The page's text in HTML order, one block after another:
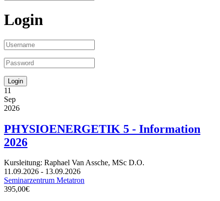
Login
11
Sep
2026
PHYSIOENERGETIK 5 - Information
2026
Kursleitung: Raphael Van Assche, MSc D.O.
11.09.2026 - 13.09.2026
Seminarzentrum Metatron
395,00€